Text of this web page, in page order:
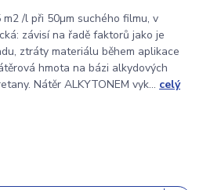
/l při 50µm suchého filmu, v
závisí na řadě faktorů jako je
ztráty materiálu během aplikace
hmota na bázi alkydových
Nátěr ALKYTONEM vyk... celý